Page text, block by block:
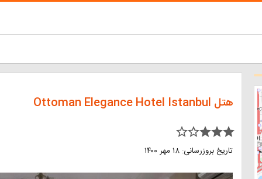
هتل Ottoman Elegance Hotel Istanbul
star_border star_border star star star
تاریخ بروزرسانی: ۱۸ مهر ۱۴۰۰